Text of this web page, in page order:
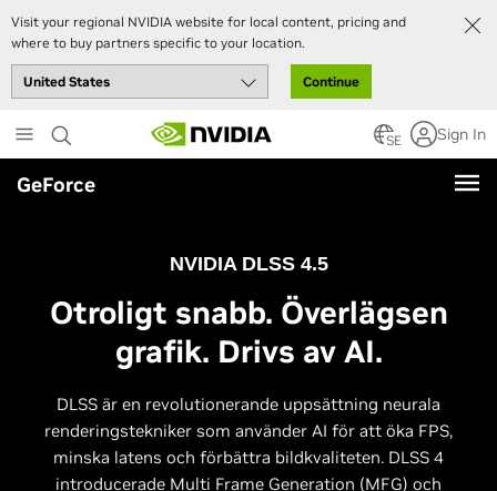
Visit your regional NVIDIA website for local content, pricing and
where to buy partners specific to your location.
Continue
to
main
content
SE Sign In
GeForce
NVIDIA DLSS 4.5
Otroligt snabb. Överlägsen
grafik. Drivs av AI.
DLSS är en revolutionerande uppsättning neurala
renderingstekniker som använder AI för att öka FPS,
minska latens och förbättra bildkvaliteten. DLSS 4
introducerade Multi Frame Generation (MFG) och